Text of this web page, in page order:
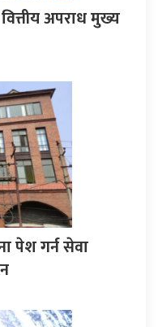
अपराध मुख्य
पेश गर्न सेवा